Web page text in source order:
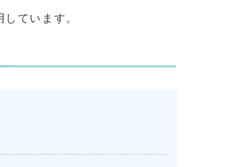
ています。